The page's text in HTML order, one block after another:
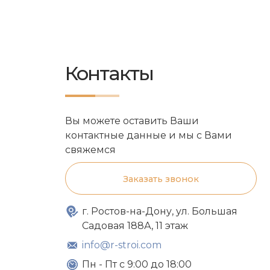
Контакты
Вы можете оставить Ваши
контактные данные и мы с Вами
свяжемся
Заказать звонок
г. Ростов-на-Дону, ул. Большая
Садовая 188А, 11 этаж
info@r-stroi.com
Пн - Пт с 9:00 до 18:00